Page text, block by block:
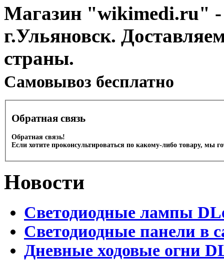
Магазин "wikimedi.ru" -
г.Ульяновск.
страны.
Cамовывоз бесплатно
Обратная связь
Обратная связь!
Если хотите проконсультироваться по какому-либо товару, мы
Новости
Светодиодные лампы
Светодиодные панели в
Дневные ходовые огни